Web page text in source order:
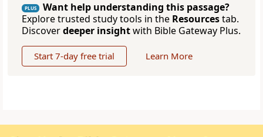
PLUS
Want help understanding this passage?
Explore trusted study tools in the Resourcestab.
Discoverdeeper insightwith Bible Gateway Plus.
Start 7-day free trial Learn More